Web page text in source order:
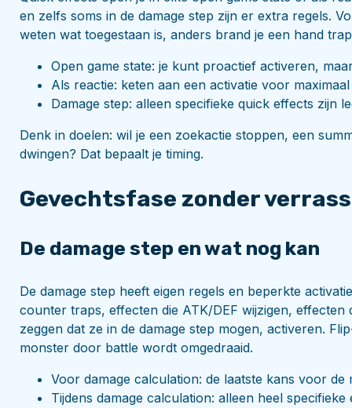
en zelfs soms in de damage step zijn er extra regels.
weten wat toegestaan is, anders brand je een hand
Open game state: je kunt proactief activeren,
Als reactie: keten aan een activatie voor
Damage step: alleen specifieke quick effects zijn
Denk in doelen: wil je een zoekactie stoppen, een
dwingen? Dat bepaalt je timing.
Gevechtsfase zonder
De damage step en wat nog kan
De damage step heeft eigen regels en beperkte
counter traps, effecten die ATK/DEF wijzigen, effecten
zeggen dat ze in de damage step mogen, activeren.
monster door battle wordt omgedraaid.
Voor damage calculation: de laatste kans voor
Tijdens damage calculation: alleen heel